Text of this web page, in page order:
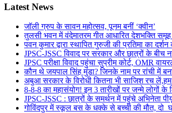
Latest News
जॉली ग्रुप के सावन महोत्सव, पूनम बनीं ‘क्वीन’
तुलसी भवन में वंदेमातरम गीत आधारित देशभक्ति समूह
पवन कुमार द्वारा स्थापित गुरुजी की प्रतिमा का
JPSC-JSSC विवाद पर सरकार और छात्रों के बीच
JPSC परीक्षा विवाद पहुंचा सुप्रीम कोर्ट, OMR
कौन थे जयपाल सिंह मुंडा? जिनके नाम पर रांची में
अबुआ सरकार के विरोधी कितना भी साजिश रच
8-8-8 का महासंयोग! इन 3 तारीखों पर जन्मे लोगों
JPSC-JSSC : छात्रों के समर्थन में पहुंचे अभिनेता
गोविंदपुर में स्कूल बस के धक्के से बच्ची की मौत, दो